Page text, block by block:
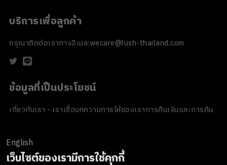
บริการเพื่อลูกค้า
กรุณาติดต่อเราทางอีเมล:wecare@lush-thailand.com
ข้อมูลที่เป็นประโยชน์
เกี่ยวกับเรา - เราเชื่อบทความการให้ของเราการคืนเงินและการคืน
ช่องทางการชำระเงิน
English
เว็บไซต์ของเรามีการใช้คุกกี้